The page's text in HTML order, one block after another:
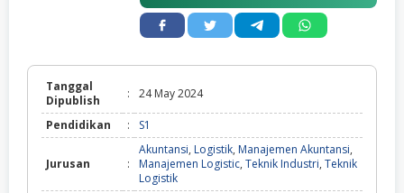
Tanggal
Dipublish
: 24 May 2024
Pendidikan : S1
Jurusan :
Akuntansi, Logistik, Manajemen Akuntansi,
Manajemen Logistic, Teknik Industri, Teknik
Logistik